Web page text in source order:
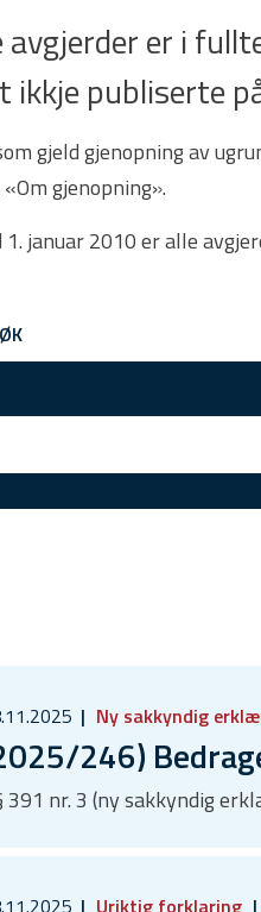
avgjerder er i
ikkje publiserte
gjeld gjenopning av
gjenopning».
1. januar 2010 er alle
Ny sakkyndig
246)
391 nr. 3 (ny sakkyndig
Uriktig forklaring